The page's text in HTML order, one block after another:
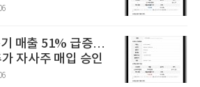
매출 51% 급증…
자사주 매입 승인